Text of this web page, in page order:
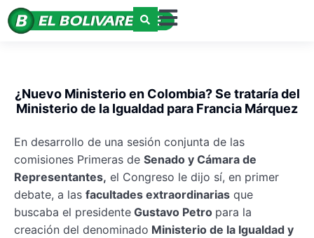
¿Nuevo Ministerio en Colombia? Se trataría del
Ministerio de la Igualdad para Francia Márquez
En desarrollo de una sesión conjunta de las
comisiones Primeras de Senado y Cámara de
Representantes, el Congreso le dijo sí, en primer
debate, a las facultades extraordinarias que
buscaba el presidente Gustavo Petro para la
creación del denominado Ministerio de la Igualdad y